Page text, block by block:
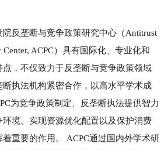
反垄断与竞争政策研究中心（Antitrust
Center, ACPC）具有国际化、专业化和
，不仅致力于反垄断与竞争政策领域
执法机构紧密合作，以高水平学术成
为竞争政策制定、反垄断执法提供智力
境、实现资源优化配置以及保护消费
重要的作用。 ACPC通过国内外学术研